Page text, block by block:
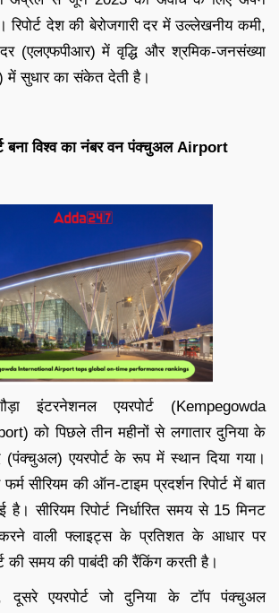
रिपोर्ट देश की बेरोजगारी दर में उल्लेखनीय कमी,
दर (एलएफपीआर) में वृद्धि और श्रमिक-जनसंख्या
में सुधार का संकेत देती है।
बना विश्व का नंबर वन पंक्चुअल Airport
इंटरनेशनल एयरपोर्ट (Kempegowda
को पिछले तीन महीनों से लगातार दुनिया के
एयरपोर्ट के रूप में स्थान दिया गया।
सीरियम की ऑन-टाइम प्रदर्शन रिपोर्ट में बात
सीरियम रिपोर्ट निर्धारित समय से 15 मिनट
वाली फ्लाइट्स के प्रतिशत के आधार पर
की समय की पाबंदी की रैंकिंग करती है।
दूसरे एयरपोर्ट जो दुनिया के टॉप पंक्चुअल